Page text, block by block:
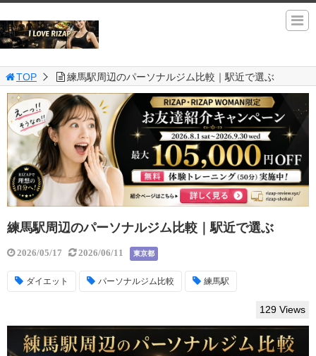
TOP 練馬駅周辺のパーソナルジム比較｜駅近で選ぶ
練馬駅周辺のパーソナルジム比較｜駅近で選ぶ
2026/05/17 2026/06/11 東京都
ダイエット パーソナルジム比較 練馬駅
129 Views